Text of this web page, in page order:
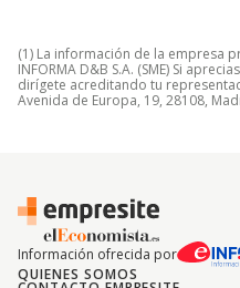
(1) La información de la empresa
INFORMA D&B S.A. (SME) Si
dirígete acreditando tu
Avenida de Europa, 19, 28108,
Información ofrecida por
QUIENES SOMOS